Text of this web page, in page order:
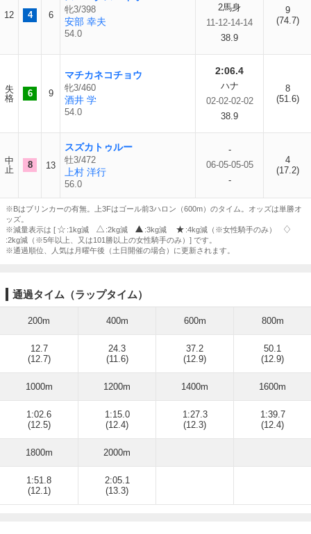
12 4 6
牝3/398
安部 幸夫
54.0
2馬身
11-12-14-14
38.9
9
(74.7)
失
格
6 9
マチカネコチョウ
牝3/460
酒井 学
54.0
2:06.4
ハナ
02-02-02-02
38.9
8
(51.6)
中
止
8 13
スズカトゥルー
牡3/472
上村 洋行
56.0
-
06-05-05-05
-
4
(17.2)
※Bはブリンカーの有無。上3Fはゴール前3ハロン（600m）のタイム。オッズは単勝オ
ッズ。
※減量表示は [
:1kg減 :2kg減 :3kg減
:4kg減（※女性騎手のみ）
:2kg減（※5年以上、又は101勝以上の女性騎手のみ）] です。
※通過順位、人気は月曜午後（土日開催の場合）に更新されます。
通過タイム（ラップタイム）
200m 400m 600m 800m
12.7
(12.7)
24.3
(11.6)
37.2
(12.9)
50.1
(12.9)
1000m 1200m 1400m 1600m
1:02.6
(12.5)
1:15.0
(12.4)
1:27.3
(12.3)
1:39.7
(12.4)
1800m 2000m
1:51.8
(12.1)
2:05.1
(13.3)